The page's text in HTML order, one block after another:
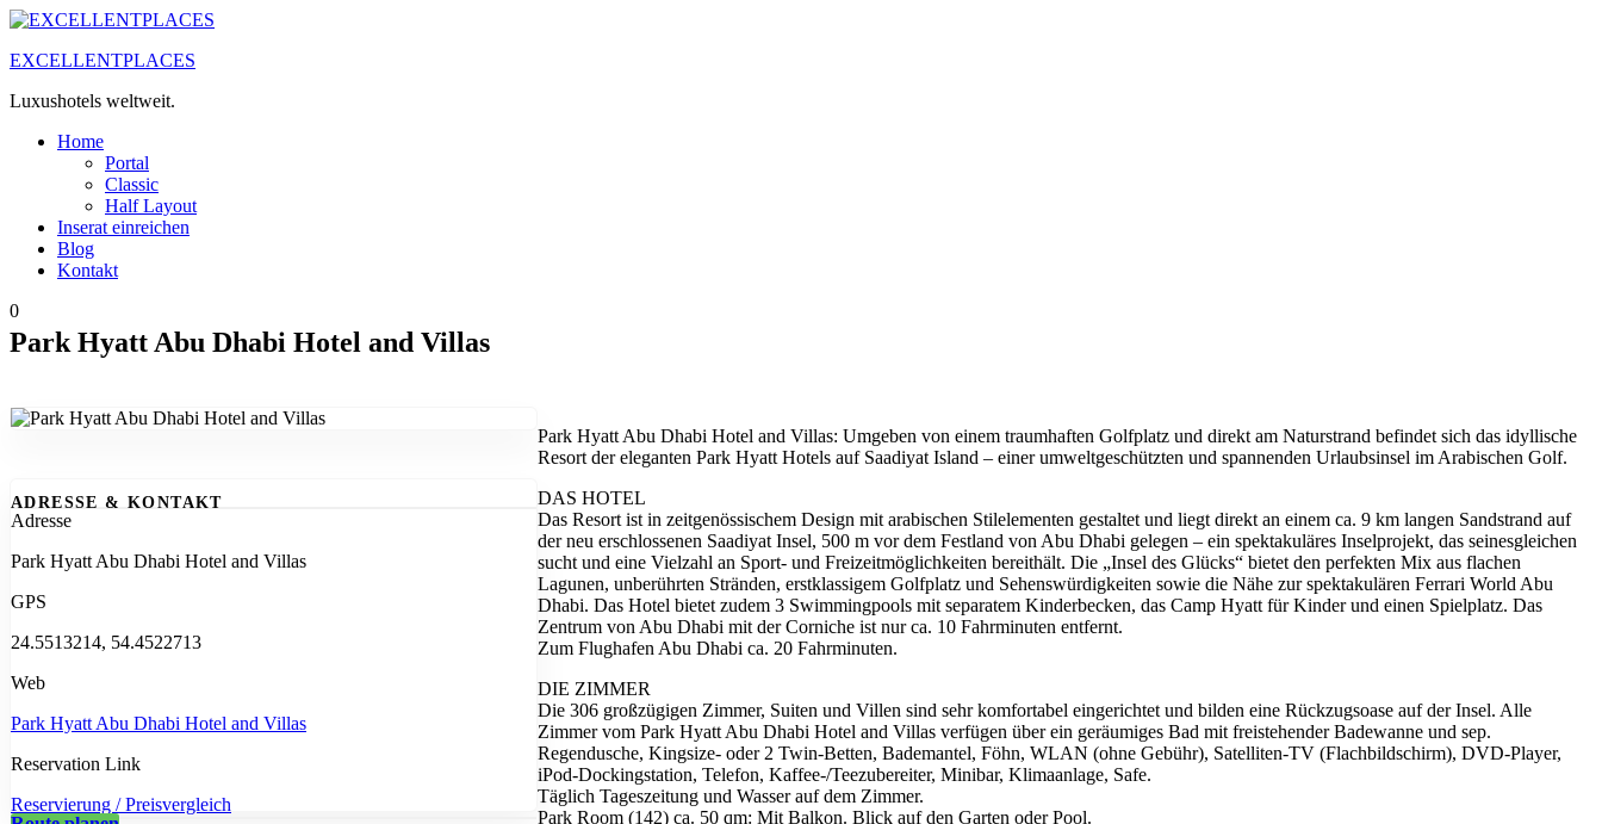
Zum
springen
EXCELLENTPLACES
Luxushotels weltweit.
Home
Portal
Classic
Half Layout
Inserat einreichen
Blog
Kontakt
0
Park Hyatt Abu Dhabi Hotel and Villas
ADRESSE & KONTAKT
Adresse
Park Hyatt Abu Dhabi Hotel and Villas
GPS
24.5513214, 54.4522713
Web
Park Hyatt Abu Dhabi Hotel and Villas
Reservation Link
Reservierung / Preisvergleich
Park Hyatt Abu Dhabi Hotel and Villas: Umgeben von einem traumhaften Golfplatz und direkt am Naturstrand befindet sich das idyllische
Resort der eleganten Park Hyatt Hotels auf Saadiyat Island – einer umweltgeschützten und spannenden Urlaubsinsel im Arabischen Golf.
DAS HOTEL
Das Resort ist in zeitgenössischem Design mit arabischen Stilelementen gestaltet und liegt direkt an einem ca. 9 km langen Sandstrand auf
der neu erschlossenen Saadiyat Insel, 500 m vor dem Festland von Abu Dhabi gelegen – ein spektakuläres Inselprojekt, das seinesgleichen
sucht und eine Vielzahl an Sport- und Freizeitmöglichkeiten bereithält. Die „Insel des Glücks“ bietet den perfekten Mix aus flachen
Lagunen, unberührten Stränden, erstklassigem Golfplatz und Sehenswürdigkeiten sowie die Nähe zur spektakulären Ferrari World Abu
Dhabi. Das Hotel bietet zudem 3 Swimmingpools mit separatem Kinderbecken, das Camp Hyatt für Kinder und einen Spielplatz. Das
Zentrum von Abu Dhabi mit der Corniche ist nur ca. 10 Fahrminuten entfernt.
Zum Flughafen Abu Dhabi ca. 20 Fahrminuten.
DIE ZIMMER
Die 306 großzügigen Zimmer, Suiten und Villen sind sehr komfortabel eingerichtet und bilden eine Rückzugsoase auf der Insel. Alle
Zimmer vom Park Hyatt Abu Dhabi Hotel and Villas verfügen über ein geräumiges Bad mit freistehender Badewanne und sep.
Regendusche, Kingsize- oder 2 Twin-Betten, Bademantel, Föhn, WLAN (ohne Gebühr), Satelliten-TV (Flachbildschirm), DVD-Player,
iPod-Dockingstation, Telefon, Kaffee-/Teezubereiter, Minibar, Klimaanlage, Safe.
Täglich Tageszeitung und Wasser auf dem Zimmer.
Park Room (142) ca. 50 qm: Mit Balkon. Blick auf den Garten oder Pool.